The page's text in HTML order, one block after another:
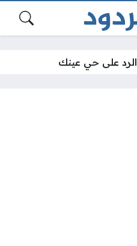
الرد على حي عينك